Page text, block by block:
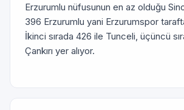
Erzurumlu nüfusunun en az olduğu
396 Erzurumlu yani Erzurumspor
İkinci sırada 426 ile Tunceli, üçüncü
Çankırı yer alıyor.